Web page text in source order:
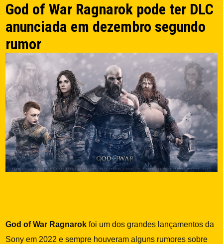
God of War Ragnarok pode ter DLC
anunciada em dezembro segundo
rumor
God of War Ragnarok foi um dos grandes lançamentos da
Sony em 2022 e sempre houveram alguns rumores sobre